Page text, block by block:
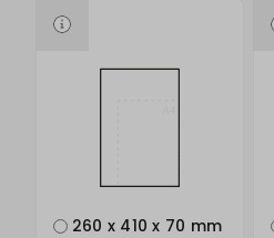
260 x 410 x 70 mm